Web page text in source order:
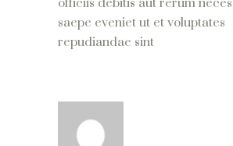
officiis debitis aut rerum
saepe eveniet ut et voluptates
repudiandae sint